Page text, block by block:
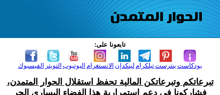
تابعونا على:
الفيسبوك التويتر اليوتيوب الانستغرام لينكدإن تيلكرامبنترست بودكاست
تبرعاتكم وتبرعاتكن المالية تحفظ استقلال الحوار المتمدن،
فشاركونا في دعم استمرارية هذا الفضاء اليساري الحر